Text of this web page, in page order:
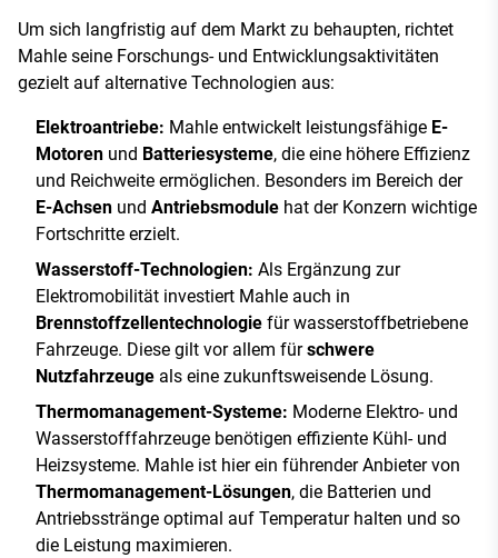
Um sich langfristig auf dem Markt zu behaupten, richtet
Mahle seine Forschungs- und Entwicklungsaktivitäten
gezielt auf alternative Technologien aus:
Elektroantriebe: Mahle entwickelt leistungsfähige E-
Motoren und Batteriesysteme, die eine höhere Effizienz
und Reichweite ermöglichen. Besonders im Bereich der
E-Achsen und Antriebsmodule hat der Konzern wichtige
Fortschritte erzielt.
Wasserstoff-Technologien: Als Ergänzung zur
Elektromobilität investiert Mahle auch in
Brennstoffzellentechnologie für wasserstoffbetriebene
Fahrzeuge. Diese gilt vor allem fürschwere
Nutzfahrzeuge als eine zukunftsweisende Lösung.
Thermomanagement-Systeme: Moderne Elektro- und
Wasserstofffahrzeuge benötigen effiziente Kühl- und
Heizsysteme. Mahle ist hier ein führender Anbieter von
Thermomanagement-Lösungen, die Batterien und
Antriebsstränge optimal auf Temperatur halten und so
die Leistung maximieren.